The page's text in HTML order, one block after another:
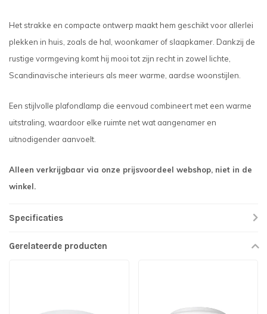
Het strakke en compacte ontwerp maakt hem geschikt voor allerlei
plekken in huis, zoals de hal, woonkamer of slaapkamer. Dankzij de
rustige vormgeving komt hij mooi tot zijn recht in zowel lichte,
Scandinavische interieurs als meer warme, aardse woonstijlen.
Een stijlvolle plafondlamp die eenvoud combineert met een warme
uitstraling, waardoor elke ruimte net wat aangenamer en
uitnodigender aanvoelt.
Alleen verkrijgbaar via onze prijsvoordeel webshop, niet in de
winkel.
Specificaties
Gerelateerde producten